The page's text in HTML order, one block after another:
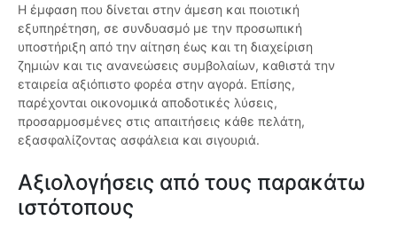
Η έμφαση που δίνεται στην άμεση και ποιοτική
εξυπηρέτηση, σε συνδυασμό με την προσωπική
υποστήριξη από την αίτηση έως και τη διαχείριση
ζημιών και τις ανανεώσεις συμβολαίων, καθιστά την
εταιρεία αξιόπιστο φορέα στην αγορά. Επίσης,
παρέχονται οικονομικά αποδοτικές λύσεις,
προσαρμοσμένες στις απαιτήσεις κάθε πελάτη,
εξασφαλίζοντας ασφάλεια και σιγουριά.
Αξιολογήσεις από τους παρακάτω
ιστότοπους